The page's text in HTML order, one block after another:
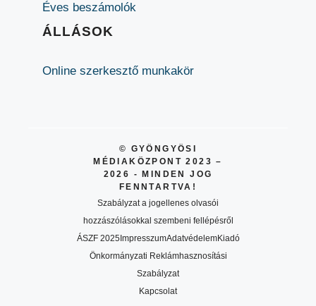
Éves beszámolók
ÁLLÁSOK
Online szerkesztő munkakör
© GYÖNGYÖSI
MÉDIAKÖZPONT 2023 –
2026 - MINDEN JOG
FENNTARTVA!
Szabályzat a jogellenes olvasói
hozzászólásokkal szembeni fellépésről
ÁSZF 2025ImpresszumAdatvédelemKiadó
Önkormányzati Reklámhasznosítási
Szabályzat
Kapcsolat